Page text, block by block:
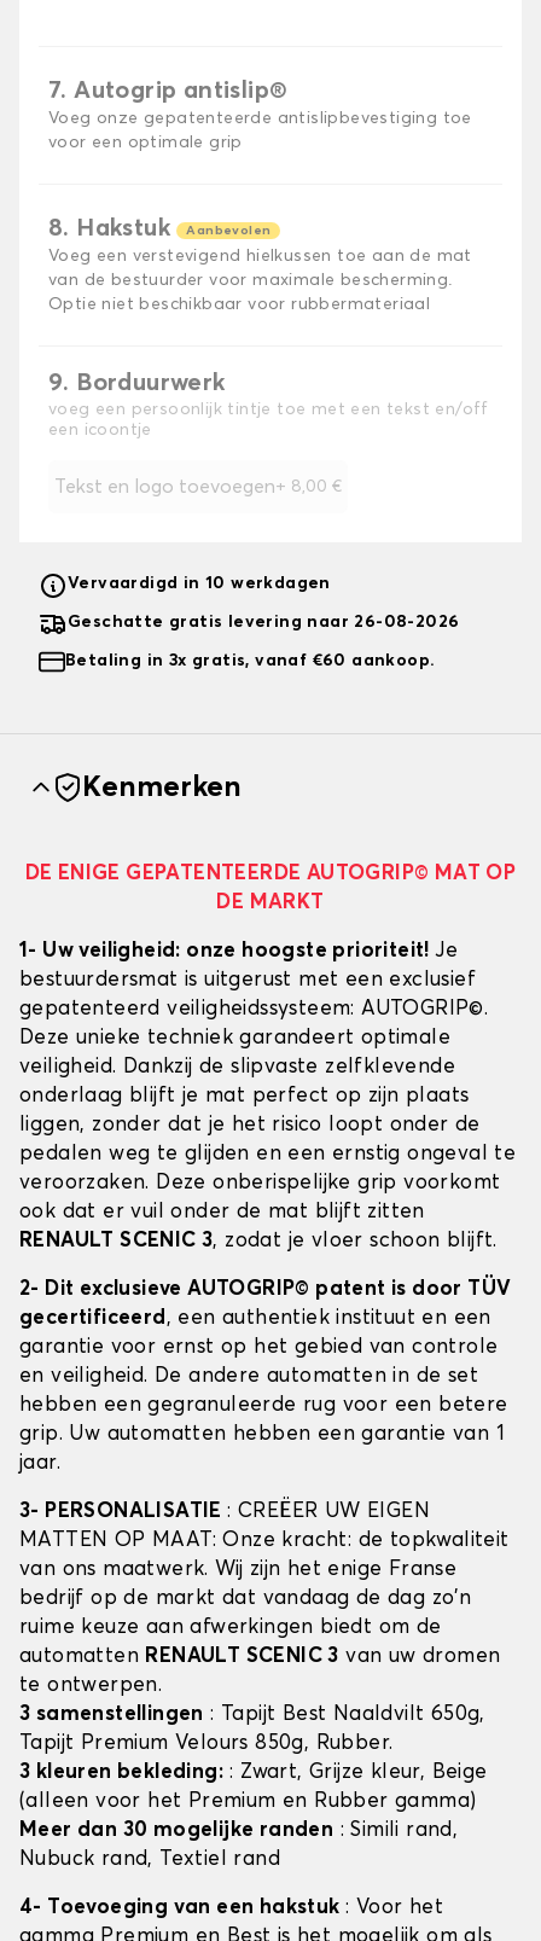
7. Autogrip antislip®
Voeg onze gepatenteerde antislipbevestiging toe
voor een optimale grip
8. Hakstuk Aanbevolen
Voeg een verstevigend hielkussen toe aan de mat
van de bestuurder voor maximale bescherming.
Optie niet beschikbaar voor rubbermateriaal
9. Borduurwerk
voeg een persoonlijk tintje toe met een tekst en/off
een icoontje
Tekst en logo toevoegen+ 8,00 €
Vervaardigd in 10 werkdagen
Geschatte gratis levering naar 26-08-2026
Betaling in 3x gratis, vanaf €60 aankoop.
Kenmerken
DE ENIGE GEPATENTEERDE AUTOGRIP© MAT OP
DE MARKT
1- Uw veiligheid: onze hoogste prioriteit!Je
bestuurdersmat is uitgerust met een exclusief
gepatenteerd veiligheidssysteem: AUTOGRIP©.
Deze unieke techniek garandeert optimale
veiligheid. Dankzij de slipvaste zelfklevende
onderlaag blijft je mat perfect op zijn plaats
liggen, zonder dat je het risico loopt onder de
pedalen weg te glijden en een ernstig ongeval te
veroorzaken. Deze onberispelijke grip voorkomt
ook dat er vuil onder de mat blijft zitten
RENAULT SCENIC 3, zodat je vloer schoon blijft.
2- Dit exclusieve AUTOGRIP© patent is door TÜV
gecertificeerd, een authentiek instituut en een
garantie voor ernst op het gebied van controle
en veiligheid. De andere automatten in de set
hebben een gegranuleerde rug voor een betere
grip. Uw automatten hebben een garantie van 1
jaar.
3- PERSONALISATIE: CREËER UW EIGEN
MATTEN OP MAAT: Onze kracht: de topkwaliteit
van ons maatwerk. Wij zijn het enige Franse
bedrijf op de markt dat vandaag de dag zo'n
ruime keuze aan afwerkingen biedt om de
automatten RENAULT SCENIC 3 van uw dromen
te ontwerpen.
3 samenstellingen : Tapijt Best Naaldvilt 650g,
Tapijt Premium Velours 850g, Rubber.
3 kleuren bekleding: : Zwart, Grijze kleur, Beige
(alleen voor het Premium en Rubber gamma)
Meer dan 30 mogelijke randen : Simili rand,
Nubuck rand, Textiel rand
4- Toevoeging van een hakstuk : Voor het